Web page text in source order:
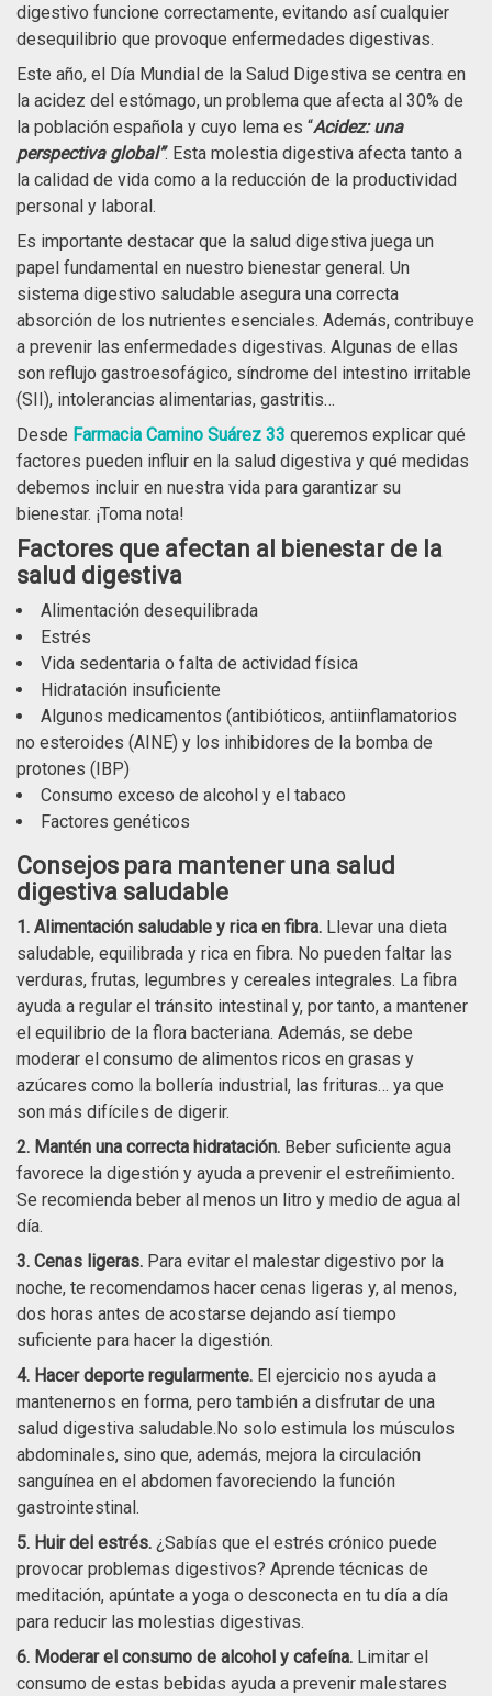
digestivo funcione correctamente, evitando así cualquier
desequilibrio que provoque enfermedades digestivas.
Este año, el Día Mundial de la Salud Digestiva se centra en
la acidez del estómago, un problema que afecta al 30% de
la población española y cuyo lema es “Acidez: una
perspectiva global”. Esta molestia digestiva afecta tanto a
la calidad de vida como a la reducción de la productividad
personal y laboral.
Es importante destacar que la salud digestiva juega un
papel fundamental en nuestro bienestar general. Un
sistema digestivo saludable asegura una correcta
absorción de los nutrientes esenciales. Además, contribuye
a prevenir las enfermedades digestivas. Algunas de ellas
son reflujo gastroesofágico, síndrome del intestino irritable
(SII), intolerancias alimentarias, gastritis…
Desde Farmacia Camino Suárez 33 queremos explicar qué
factores pueden influir en la salud digestiva y qué medidas
debemos incluir en nuestra vida para garantizar su
bienestar. ¡Toma nota!
Factores que afectan al bienestar de la
salud digestiva
Alimentación desequilibrada
Estrés
Vida sedentaria o falta de actividad física
Hidratación insuficiente
Algunos medicamentos (antibióticos, antiinflamatorios
no esteroides (AINE) y los inhibidores de la bomba de
protones (IBP)
Consumo exceso de alcohol y el tabaco
Factores genéticos
Consejos para mantener una salud
digestiva saludable
1. Alimentación saludable y rica en fibra. Llevar una dieta
saludable, equilibrada y rica en fibra. No pueden faltar las
verduras, frutas, legumbres y cereales integrales. La fibra
ayuda a regular el tránsito intestinal y, por tanto, a mantener
el equilibrio de la flora bacteriana. Además, se debe
moderar el consumo de alimentos ricos en grasas y
azúcares como la bollería industrial, las frituras… ya que
son más difíciles de digerir.
2. Mantén una correcta hidratación. Beber suficiente agua
favorece la digestión y ayuda a prevenir el estreñimiento.
Se recomienda beber al menos un litro y medio de agua al
día.
3. Cenas ligeras. Para evitar el malestar digestivo por la
noche, te recomendamos hacer cenas ligeras y, al menos,
dos horas antes de acostarse dejando así tiempo
suficiente para hacer la digestión.
4. Hacer deporte regularmente. El ejercicio nos ayuda a
mantenernos en forma, pero también a disfrutar de una
salud digestiva saludable.No solo estimula los músculos
abdominales, sino que, además, mejora la circulación
sanguínea en el abdomen favoreciendo la función
gastrointestinal.
5. Huir del estrés. ¿Sabías que el estrés crónico puede
provocar problemas digestivos? Aprende técnicas de
meditación, apúntate a yoga o desconecta en tu día a día
para reducir las molestias digestivas.
6. Moderar el consumo de alcohol y cafeína. Limitar el
consumo de estas bebidas ayuda a prevenir malestares